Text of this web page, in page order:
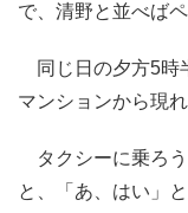
で、清野と並べば
同じ日の夕方5時
マンションから現
タクシーに乗ろう
と、「あ、はい」